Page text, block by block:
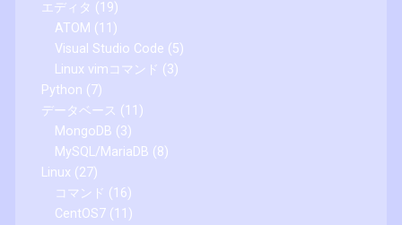
エディタ (19)
ATOM (11)
Visual Studio Code (5)
Linux vimコマンド (3)
Python (7)
データベース (11)
MongoDB (3)
MySQL/MariaDB (8)
Linux (27)
コマンド (16)
CentOS7(11)